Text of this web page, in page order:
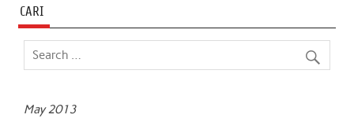
CARI
May 2013